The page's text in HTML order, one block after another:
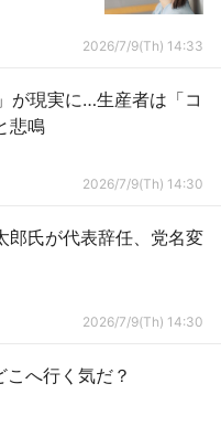
2026/7/9(Th) 14:33
が現実に…生産者は「コ
悲鳴
2026/7/9(Th) 14:30
郎氏が代表辞任、党名変
2026/7/9(Th) 14:30
わ大石あきこ離党 #悲報 | どこへ行く気だ？